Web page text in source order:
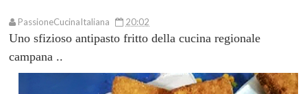
PassioneCucinaItaliana 20:02
Uno sfizioso antipasto fritto della cucina regionale
campana ..